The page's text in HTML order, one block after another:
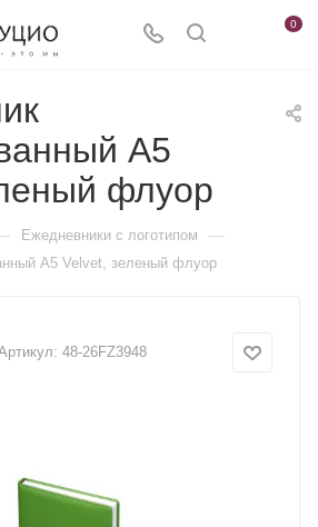
0
А5
флуор
Ежедневники c логотипом —
А5 Velvet, зеленый флуор
48-26FZ3948